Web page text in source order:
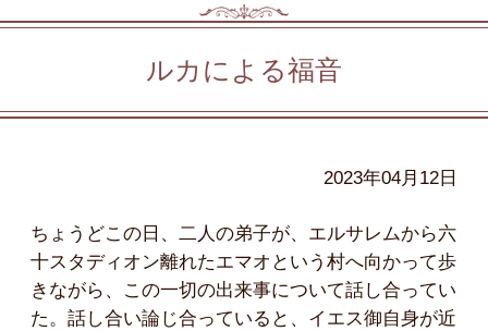
ルカによる福音
2023年04月12日
ちょうどこの日、二人の弟子が、エルサレムから六
十スタディオン離れたエマオという村へ向かって歩
きながら、この一切の出来事について話し合ってい
た。話し合い論じ合っていると、イエス御自身が近